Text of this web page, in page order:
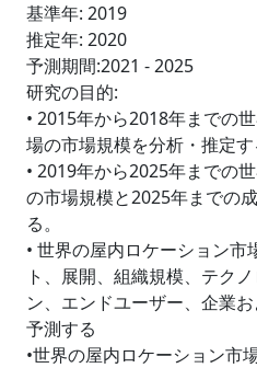
基準年: 2019
推定年: 2020
予測期間:2021 - 2025
研究の目的:
• 2015年から2018年までの
場の市場規模を分析・推定す
• 2019年から2025年までの
の市場規模と2025年までの
る。
• 世界の屋内ロケーション
ト、展開、組織規模、テク
ン、エンドユーザー、企業
予測する
•世界の屋内ロケーション市